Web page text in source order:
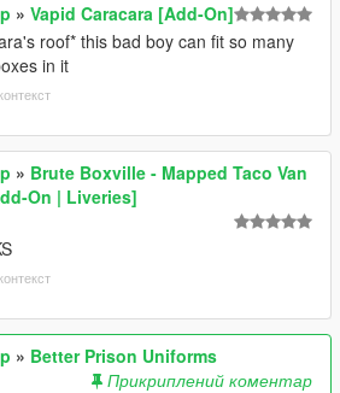
» Vapid Caracara [Add-On]
roof* this bad boy can fit so many
in it
» Brute Boxville - Mapped Taco Van
On | Liveries]
» Better Prison Uniforms
Прикриплений коментар